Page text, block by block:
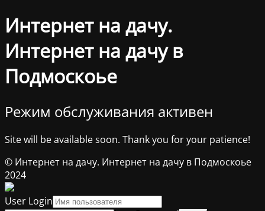
Интернет на дачу.
Интернет на дачу в
Подмоскоье
Режим обслуживания активен
Site will be available soon. Thank you for your patience!
© Интернет на дачу. Интернет на дачу в Подмоскоье
2024
User Login